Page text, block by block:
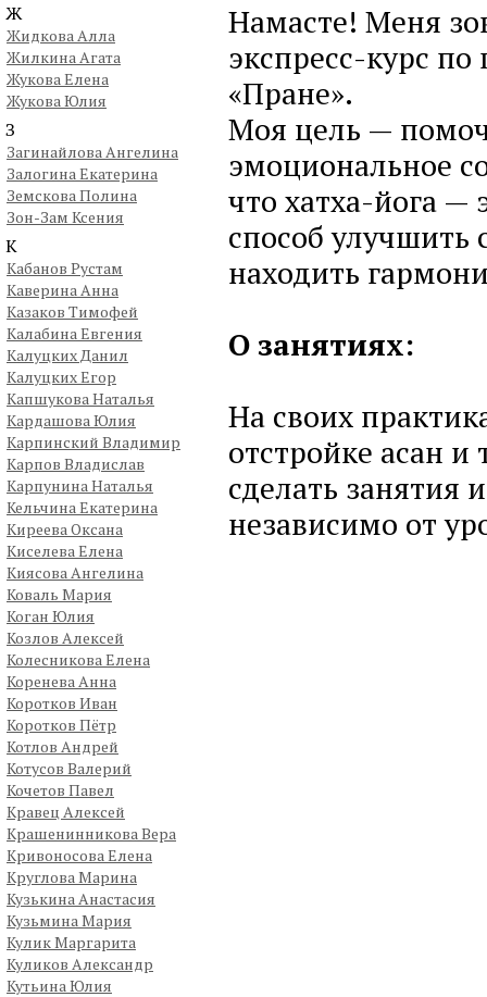
Ж
Жидкова Алла
Жилкина Агата
Жукова Елена
Жукова Юлия
З
Загинайлова Ангелина
Залогина Екатерина
Земскова Полина
Зон-Зам Ксения
К
Кабанов Рустам
Каверина Анна
Казаков Тимофей
Калабина Евгения
Калуцких Данил
Калуцких Егор
Капшукова Наталья
Кардашова Юлия
Карпинский Владимир
Карпов Владислав
Карпунина Наталья
Кельчина Екатерина
Киреева Оксана
Киселева Елена
Киясова Ангелина
Коваль Мария
Коган Юлия
Козлов Алексей
Колесникова Елена
Коренева Анна
Коротков Иван
Коротков Пётр
Котлов Андрей
Котусов Валерий
Кочетов Павел
Кравец Алексей
Крашенинникова Вера
Кривоносова Елена
Круглова Марина
Кузькина Анастасия
Кузьмина Мария
Кулик Маргарита
Куликов Александр
Кутьина Юлия
Намасте! Меня
экспресс-курс по
«Пране».
Моя цель —
эмоциональное
что хатха-йога —
способ улучшить
находить
О занятиях:
На своих
отстройке асан и
сделать
независимо от